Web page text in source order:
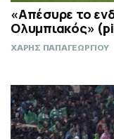
«Απέσυρε το
Ολυμπιακός»
ΧΑΡΗΣ ΠΑΠΑΓΕΩΡΓΙΟΥ